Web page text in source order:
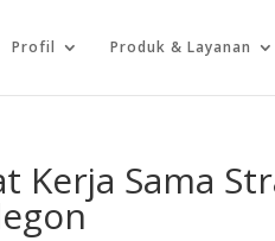
Profil Produk & Layanan
Kerja Sama